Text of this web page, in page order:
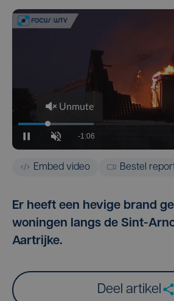
Embed video Bestel
Er heeft een hevige brand
woningen langs de Sint-
Aartrijke.
Deel artikel